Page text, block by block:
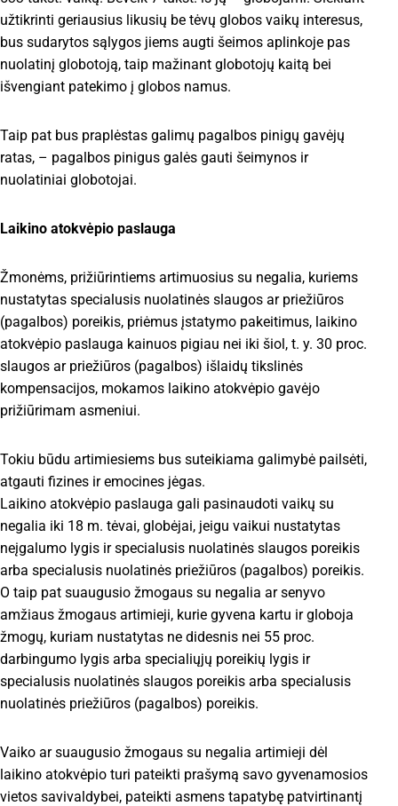
užtikrinti geriausius likusių be tėvų globos vaikų interesus,
bus sudarytos sąlygos jiems augti šeimos aplinkoje pas
nuolatinį globotoją, taip mažinant globotojų kaitą bei
išvengiant patekimo į globos namus.
Taip pat bus praplėstas galimų pagalbos pinigų gavėjų
ratas, – pagalbos pinigus galės gauti šeimynos ir
nuolatiniai globotojai.
Laikino atokvėpio paslauga
Žmonėms, prižiūrintiems artimuosius su negalia, kuriems
nustatytas specialusis nuolatinės slaugos ar priežiūros
(pagalbos) poreikis, priėmus įstatymo pakeitimus, laikino
atokvėpio paslauga kainuos pigiau nei iki šiol, t. y. 30 proc.
slaugos ar priežiūros (pagalbos) išlaidų tikslinės
kompensacijos, mokamos laikino atokvėpio gavėjo
prižiūrimam asmeniui.
Tokiu būdu artimiesiems bus suteikiama galimybė pailsėti,
atgauti fizines ir emocines jėgas.
Laikino atokvėpio paslauga gali pasinaudoti vaikų su
negalia iki 18 m. tėvai, globėjai, jeigu vaikui nustatytas
neįgalumo lygis ir specialusis nuolatinės slaugos poreikis
arba specialusis nuolatinės priežiūros (pagalbos) poreikis.
O taip pat suaugusio žmogaus su negalia ar senyvo
amžiaus žmogaus artimieji, kurie gyvena kartu ir globoja
žmogų, kuriam nustatytas ne didesnis nei 55 proc.
darbingumo lygis arba specialiųjų poreikių lygis ir
specialusis nuolatinės slaugos poreikis arba specialusis
nuolatinės priežiūros (pagalbos) poreikis.
Vaiko ar suaugusio žmogaus su negalia artimieji dėl
laikino atokvėpio turi pateikti prašymą savo gyvenamosios
vietos savivaldybei, pateikti asmens tapatybę patvirtinantį